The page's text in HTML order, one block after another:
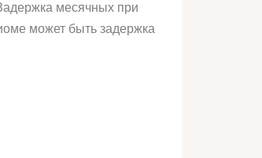
месячных при
может быть задержка